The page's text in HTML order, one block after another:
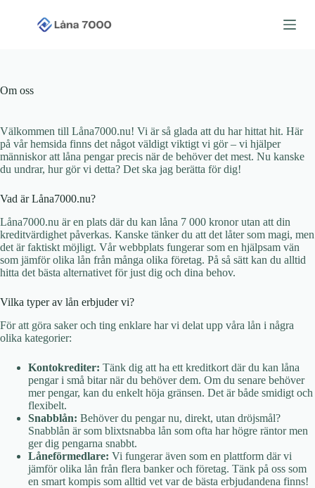
c
t
e
n
t
Om oss
Välkommen till Låna7000.nu! Vi är så glada att du har hittat hit. Här
på vår hemsida finns det något väldigt viktigt vi gör – vi hjälper
människor att låna pengar precis när de behöver det mest. Nu kanske
du undrar, hur gör vi detta? Det ska jag berätta för dig!
Vad är Låna7000.nu?
Låna7000.nu är en plats där du kan låna 7 000 kronor utan att din
kreditvärdighet påverkas. Kanske tänker du att det låter som magi, men
det är faktiskt möjligt. Vår webbplats fungerar som en hjälpsam vän
som jämför olika lån från många olika företag. På så sätt kan du alltid
hitta det bästa alternativet för just dig och dina behov.
Vilka typer av lån erbjuder vi?
För att göra saker och ting enklare har vi delat upp våra lån i några
olika kategorier:
Kontokrediter: Tänk dig att ha ett kreditkort där du kan låna
pengar i små bitar när du behöver dem. Om du senare behöver
mer pengar, kan du enkelt höja gränsen. Det är både smidigt och
flexibelt.
Snabblån: Behöver du pengar nu, direkt, utan dröjsmål?
Snabblån är som blixtsnabba lån som ofta har högre räntor men
ger dig pengarna snabbt.
Låneförmedlare: Vi fungerar även som en plattform där vi
jämför olika lån från flera banker och företag. Tänk på oss som
en smart kompis som alltid vet var de bästa erbjudandena finns!